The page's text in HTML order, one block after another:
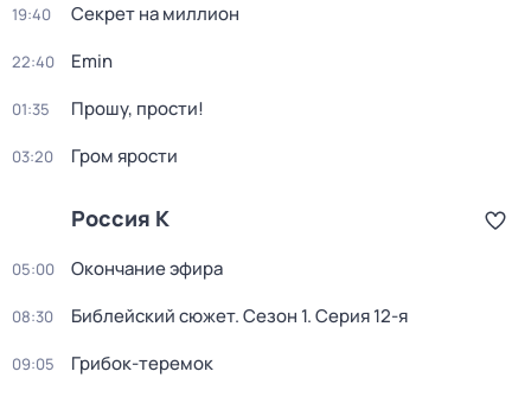
19:40 Секрет на миллион
22:40 Emin
01:35 Прошу, прости!
03:20 Гром ярости
Россия К
05:00 Окончание эфира
08:30 Библейский сюжет. Сезон 1. Серия 12-я
09:05 Грибок-теремок